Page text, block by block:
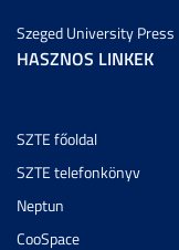
Szeged University Press
HASZNOS LINKEK
SZTE főoldal
SZTE telefonkönyv
Neptun
CooSpace